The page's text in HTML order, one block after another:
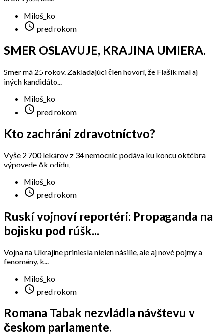
Miloš_ko
 pred rokom
SMER OSLAVUJE, KRAJINA UMIERA.
Smer má 25 rokov. Zakladajúci člen hovorí, že Flašík mal aj
iných kandidáto...
Miloš_ko
 pred rokom
Kto zachráni zdravotníctvo?
Vyše 2 700 lekárov z 34 nemocníc podáva ku koncu októbra
výpovede Ak odídu,...
Miloš_ko
 pred rokom
Ruskí vojnoví reportéri: Propaganda na
bojisku pod rúšk...
Vojna na Ukrajine priniesla nielen násilie, ale aj nové pojmy a
fenomény, k...
Miloš_ko
 pred rokom
Romana Tabak nezvládla návštevu v
českom parlamente.